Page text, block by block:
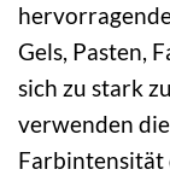
Gels, Pasten,
sich zu stark
verwenden
Farbintensität